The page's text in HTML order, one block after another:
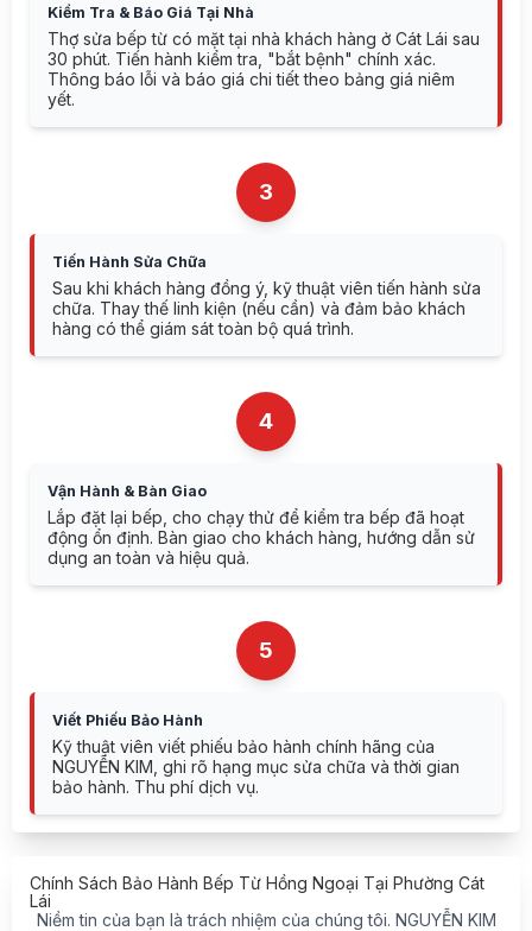
Kiểm Tra & Báo Giá Tại Nhà
Thợ sửa bếp từ có mặt tại nhà khách hàng ở Cát Lái sau
30 phút. Tiến hành kiểm tra, "bắt bệnh" chính xác.
Thông báo lỗi và báo giá chi tiết theo bảng giá niêm
yết.
3
Tiến Hành Sửa Chữa
Sau khi khách hàng đồng ý, kỹ thuật viên tiến hành sửa
chữa. Thay thế linh kiện (nếu cần) và đảm bảo khách
hàng có thể giám sát toàn bộ quá trình.
4
Vận Hành & Bàn Giao
Lắp đặt lại bếp, cho chạy thử để kiểm tra bếp đã hoạt
động ổn định. Bàn giao cho khách hàng, hướng dẫn sử
dụng an toàn và hiệu quả.
5
Viết Phiếu Bảo Hành
Kỹ thuật viên viết phiếu bảo hành chính hãng của
NGUYỄN KIM, ghi rõ hạng mục sửa chữa và thời gian
bảo hành. Thu phí dịch vụ.
Chính Sách Bảo Hành Bếp Từ Hồng Ngoại Tại Phường Cát
Lái
Niềm tin của bạn là trách nhiệm của chúng tôi. NGUYỄN KIM